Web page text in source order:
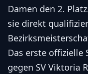
Damen den 2.
sie direkt
Das erste offizielle
gegen SV Viktoria